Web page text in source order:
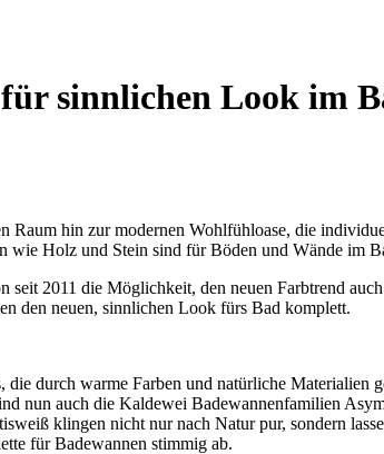
sinnlichen Look im
hin zur modernen Wohlfühloase, die
Holz und Stein sind für Böden und Wände im
2011 die Möglichkeit, den neuen Farbtrend
den neuen, sinnlichen Look fürs Bad komplett.
durch warme Farben und natürliche Materialien
nun auch die Kaldewei Badewannenfamilien
klingen nicht nur nach Natur pur, sondern
für Badewannen stimmig ab.